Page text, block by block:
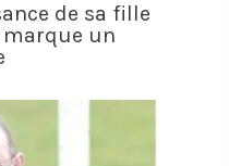
de sa fille
marque un